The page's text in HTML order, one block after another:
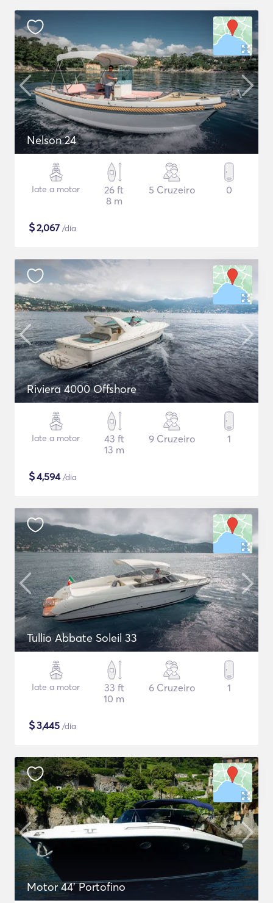
Nelson 24
Iate a motor
26 ft
8 m
5 Cruzeiro 0
$2,067 /dia
Riviera 4000 Offshore
Iate a motor
43 ft
13 m
9 Cruzeiro 1
$4,594/dia
Tullio Abbate Soleil 33
Iate a motor
33 ft
10 m
6 Cruzeiro 1
$3,445 /dia
Motor 44' Portofino